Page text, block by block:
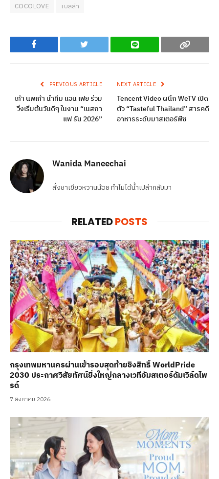
COCOLOVE เบลล่า
Facebook Twitter Line Copy
PREVIOUS ARTICLE
เก้า นพเก้า นำทีม แอน เฟย ร่วม
วิ่งเริ่มต้นวันดีๆ ในงาน “เนสกา
แฟ รัน 2026”
NEXT ARTICLE
Tencent Video ผนึก WeTV เปิด
ตัว “Tasteful Thailand” สารคดี
อาหารระดับมาสเตอร์พีซ
Wanida Maneechai
สั่งชาเขียวหวานน้อย ทำไมได้น้ำเปล่ากลับมา
RELATEDPOSTS
กรุงเทพมหานครผ่านเข้ารอบสุดท้ายชิงสิทธิ์ WorldPride
2030 ประกาศวิสัยทัศน์ยิ่งใหญ่กลางเวทีอัมสเตอร์ดัมเวิล์ดไพ
รด์
7 สิงหาคม 2026